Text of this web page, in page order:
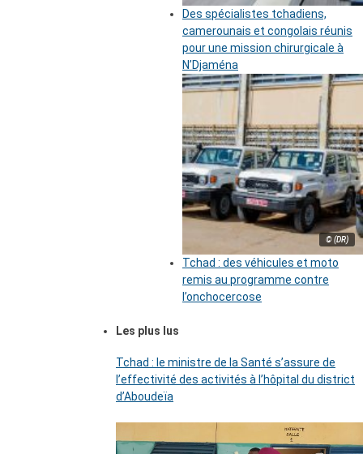
Des spécialistes tchadiens,
camerounais et congolais réunis
pour une mission chirurgicale à
N’Djaména
© (DR)
Tchad : des véhicules et moto
remis au programme contre
l’onchocercose
Les plus lus
Tchad : le ministre de la Santé s’assure de
l’effectivité des activités à l’hôpital du district
d’Aboudeïa